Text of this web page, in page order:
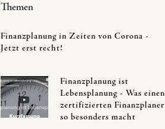
Themen
Finanzplanung in Zeiten von Corona -
Jetzt erst recht!
Finanzplanung ist
Lebensplanung - Was einen
zertifizierten Finanzplaner
so besonders macht